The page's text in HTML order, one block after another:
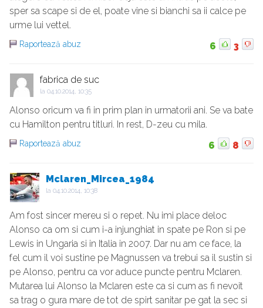
sper sa scape si de el, poate vine si bianchi sa ii calce pe
urme lui vettel.
Raportează abuz 6 3
fabrica de suc
la 04.10.2014, 10:35
Alonso oricum va fi in prim plan in urmatorii ani. Se va bate
cu Hamilton pentru titluri. In rest, D-zeu cu mila.
Raportează abuz 6 8
Mclaren_Mircea_1984
la 04.10.2014, 10:38
Am fost sincer mereu si o repet. Nu imi place deloc
Alonso ca om si cum i-a injunghiat in spate pe Ron si pe
Lewis in Ungaria si in Italia in 2007. Dar nu am ce face, la
fel cum il voi sustine pe Magnussen va trebui sa il sustin si
pe Alonso, pentru ca vor aduce puncte pentru Mclaren.
Mutarea lui Alonso la Mclaren este ca si cum as fi nevoit
sa trag o gura mare de tot de spirt sanitar pe gat la sec si